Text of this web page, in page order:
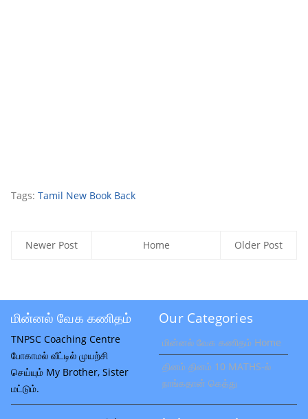
Tags: Tamil New Book Back
Newer Post Older Post
Home
மின்னல் வேக கணிதம்
TNPSC Coaching Centre
போகாமல் வீட்டில் முயற்சி
செய்யும் My Brother, Sister
மட்டும்.
Our Categories
மின்னல் வேக கணிதம் Home
தினம் தினம் 10 MATHS-ல்
நாங்கதான் கெத்து